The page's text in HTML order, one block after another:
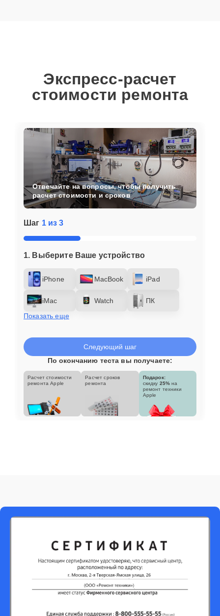
Экспресс-расчет
стоимости ремонта
Шаг 1 из 3
1. Выберите Ваше устройство
iPhone MacBook iPad
iMac Watch
ПК
Показать еще
Отвечайте на вопросы, чтобы получить
расчет стоимости и сроков
Следующий шаг
По окончанию теста вы получаете:
Расчет стоимости
ремонта Apple
Расчет сроков
ремонта
Подарок:
скидку 25% на
ремонт техники
Apple